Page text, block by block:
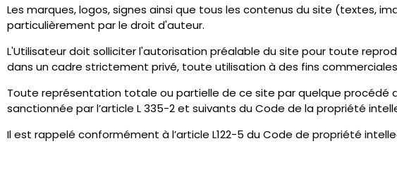
Les marques, logos, signes ainsi que tous les contenus du site (textes,
particulièrement par le droit d'auteur.
L'Utilisateur doit solliciter l'autorisation préalable du site pour toute
dans un cadre strictement privé, toute utilisation à des fins
Toute représentation totale ou partielle de ce site par quelque procédé
sanctionnée par l’article L 335-2 et suivants du Code de la propriété
Il est rappelé conformément à l’article L122-5 du Code de propriété